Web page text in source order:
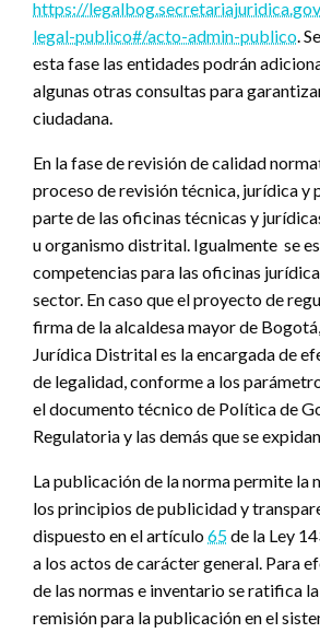
https://
legal-publico#/acto-admin-publico.
esta fase las entidades podrán
algunas otras consultas para
ciudadana.
En la fase de revisión de calidad
proceso de revisión técnica, jurídica y
parte de las oficinas técnicas y
u organismo distrital. Igualmente se
competencias para las oficinas
sector. En caso que el proyecto de
firma de la alcaldesa mayor de
Jurídica Distrital es la encargada de
de legalidad, conforme a los
el documento técnico de Política de
Regulatoria y las demás que se
La publicación de la norma permite la
los principios de publicidad y
dispuesto en el artículo65de la Ley
a los actos de carácter general. Para
de las normas e inventario se ratifica
remisión para la publicación en el